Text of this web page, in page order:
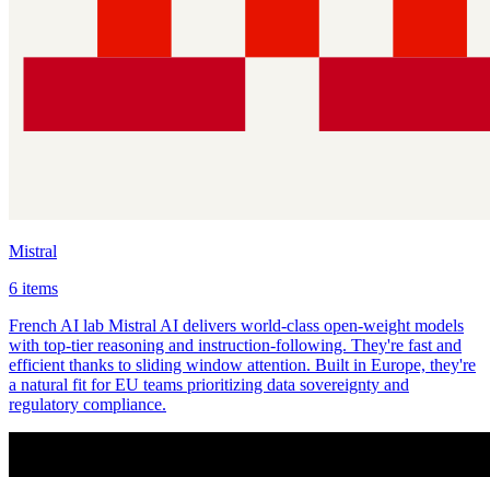
Mistral
6 items
French AI lab Mistral AI delivers world-class open-weight models
with top-tier reasoning and instruction-following. They're fast and
efficient thanks to sliding window attention. Built in Europe, they're
a natural fit for EU teams prioritizing data sovereignty and
regulatory compliance.